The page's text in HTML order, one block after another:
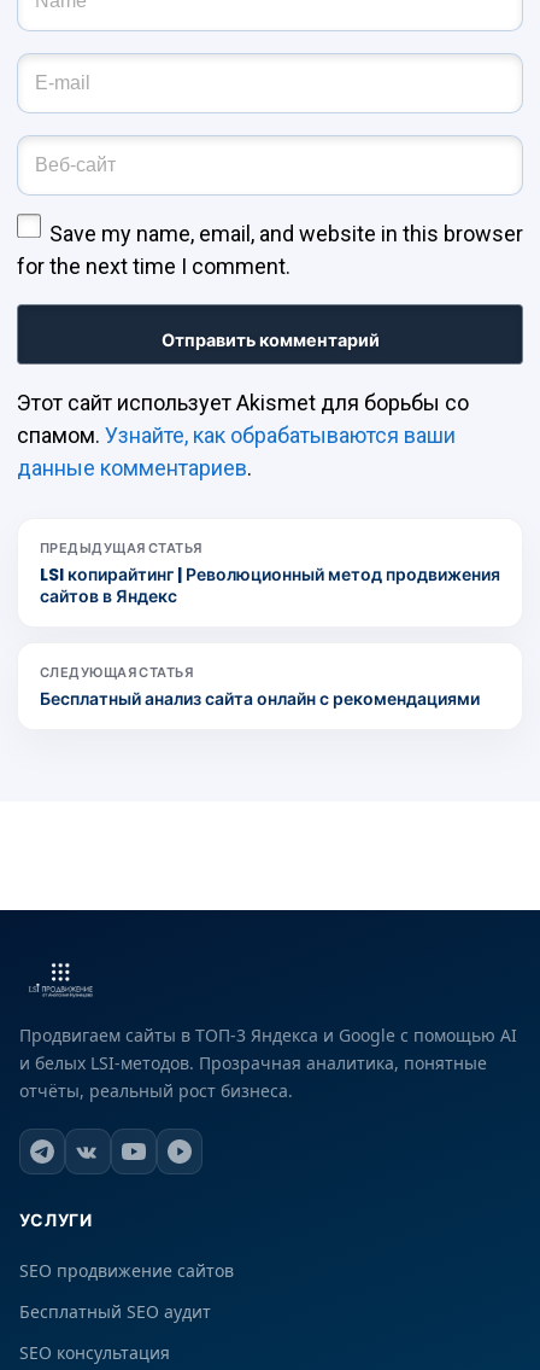
Адрес эл. почты
Веб-сайт
Save my name, email, and website in this browser
for the next time I comment.
Этот сайт использует Akismet для борьбы со
спамом. Узнайте, как обрабатываются ваши
данные комментариев.
ПРЕДЫДУЩАЯ СТАТЬЯ
LSI копирайтинг | Революционный метод продвижения
сайтов в Яндекс
СЛЕДУЮЩАЯ СТАТЬЯ
Бесплатный анализ сайта онлайн с рекомендациями
Продвигаем сайты в ТОП-3 Яндекса и Google с помощью AI
и белых LSI-методов. Прозрачная аналитика, понятные
отчёты, реальный рост бизнеса.
УСЛУГИ
SEO продвижение сайтов
Бесплатный SEO аудит
SEO консультация